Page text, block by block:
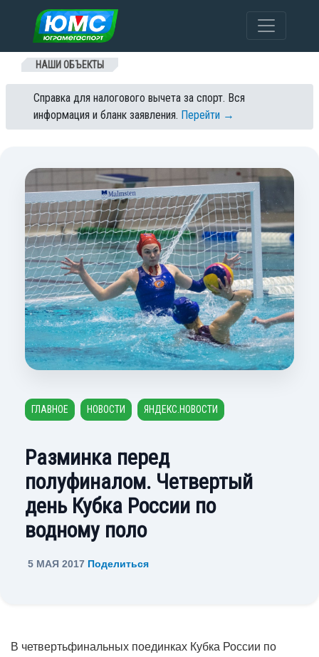
Перейти к содержанию
НАШИ ОБЪЕКТЫ
Справка для налогового вычета за спорт. Вся
информация и бланк заявления. Перейти →
ГЛАВНОЕ НОВОСТИ ЯНДЕКС.НОВОСТИ
Разминка перед
полуфиналом. Четвертый
день Кубка России по
водному поло
5 МАЯ 2017 Поделиться
В четвертьфинальных поединках Кубка России по